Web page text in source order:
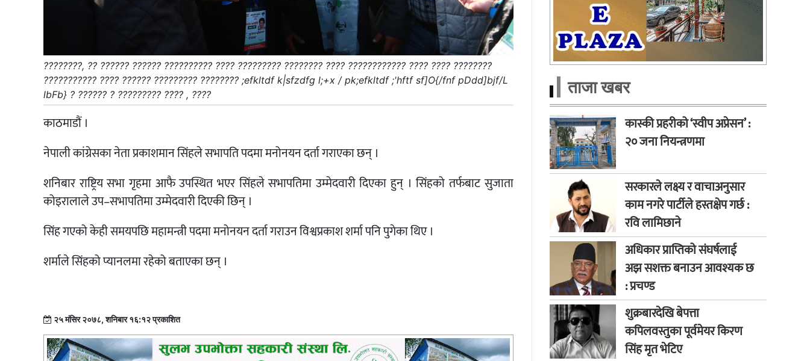
????????, ?? ?????? ?????? ?????????? ???? ????????? ???????? ???? ???????????? ???? ???? ????????
??????????? ???? ?????? ????????? ???????? ;efkltdf k|sfzdfg l;+x / pk;efkltdf ;'hftf sf]O{/fnf pDdd]bjf/L
lbFb} ? ?????? ? ????????? ???? , ????
काठमाडौं ।
नेपाली कांग्रेसका नेता प्रकाशमान सिंहले सभापति पदमा मनोनयन दर्ता गराएका छन् ।
शनिबार राष्ट्रिय सभा गृहमा आफै उपस्थित भएर सिंहले सभापतिमा उम्मेदवारी दिएका हुन् । सिंहको तर्फबाट सुजाता
कोइरालाले उप–सभापतिमा उम्मेदवारी दिएकी छिन् ।
सिंह गएको केही समयपछि महामन्त्री पदमा मनोनयन दर्ता गराउन विश्वप्रकाश शर्मा पनि पुगेका थिए ।
शर्माले सिंहको प्यानलमा रहेको बताएका छन् ।
२५ मंसिर २०७८, शनिबार १६:१२ प्रकाशित
ताजा खबर
कास्की प्रहरीको ‘स्वीप अप्रेसन’ :
२० जना नियन्त्रणमा
सरकारले लक्ष्य र वाचाअनुसार
काम नगरे पार्टीले हस्तक्षेप गर्छ :
रवि लामिछाने
अधिकार प्राप्तिको संघर्षलाई
अझ सशक्त बनाउन आवश्यक छ
: प्रचण्ड
शुक्रबारदेखि बेपत्ता
कपिलवस्तुका पूर्वमेयर किरण
सिंह मृत भेटिए